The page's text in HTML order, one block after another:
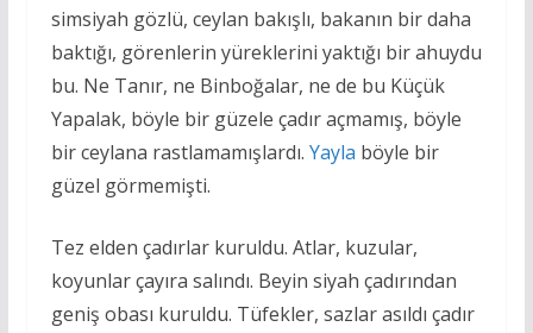
simsiyah gözlü, ceylan bakışlı, bakanın bir daha
baktığı, görenlerin yüreklerini yaktığı bir ahuydu
bu. Ne Tanır, ne Binboğalar, ne de bu Küçük
Yapalak, böyle bir güzele çadır açmamış, böyle
bir ceylana rastlamamışlardı. Yayla böyle bir
güzel görmemişti.
Tez elden çadırlar kuruldu. Atlar, kuzular,
koyunlar çayıra salındı. Beyin siyah çadırından
geniş obası kuruldu. Tüfekler, sazlar asıldı çadır